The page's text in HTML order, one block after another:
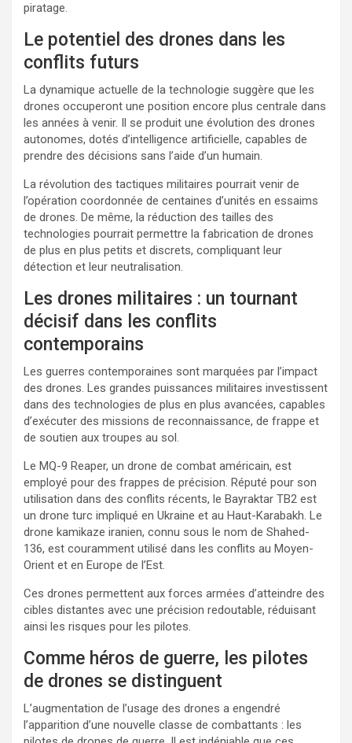
piratage.
Le potentiel des drones dans les
conflits futurs
La dynamique actuelle de la technologie suggère que les
drones occuperont une position encore plus centrale dans
les années à venir. Il se produit une évolution des drones
autonomes, dotés d’intelligence artificielle, capables de
prendre des décisions sans l’aide d’un humain.
La révolution des tactiques militaires pourrait venir de
l’opération coordonnée de centaines d’unités en essaims
de drones. De même, la réduction des tailles des
technologies pourrait permettre la fabrication de drones
de plus en plus petits et discrets, compliquant leur
détection et leur neutralisation.
Les drones militaires : un tournant
décisif dans les conflits
contemporains
Les guerres contemporaines sont marquées par l’impact
des drones. Les grandes puissances militaires investissent
dans des technologies de plus en plus avancées, capables
d’exécuter des missions de reconnaissance, de frappe et
de soutien aux troupes au sol.
Le MQ-9 Reaper, un drone de combat américain, est
employé pour des frappes de précision. Réputé pour son
utilisation dans des conflits récents, le Bayraktar TB2 est
un drone turc impliqué en Ukraine et au Haut-Karabakh. Le
drone kamikaze iranien, connu sous le nom de Shahed-
136, est couramment utilisé dans les conflits au Moyen-
Orient et en Europe de l’Est.
Ces drones permettent aux forces armées d’atteindre des
cibles distantes avec une précision redoutable, réduisant
ainsi les risques pour les pilotes.
Comme héros de guerre, les pilotes
de drones se distinguent
L’augmentation de l’usage des drones a engendré
l’apparition d’une nouvelle classe de combattants : les